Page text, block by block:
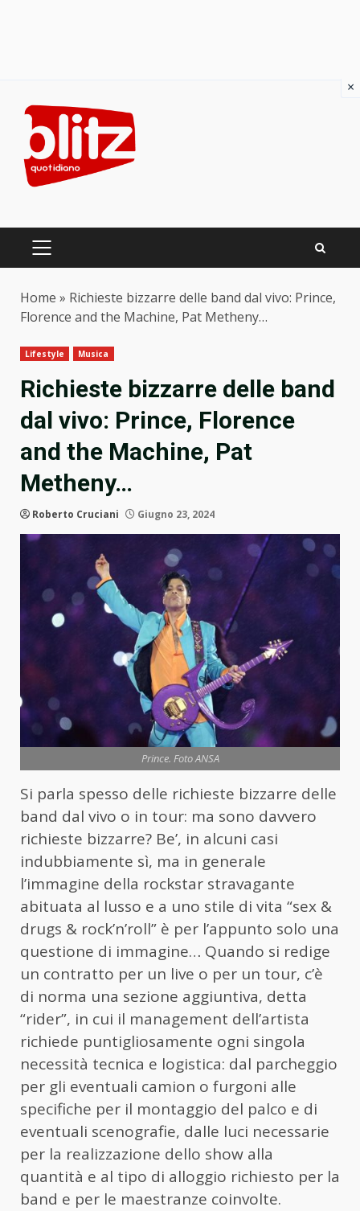
content
PRIMARY
Home » Richieste bizzarre delle band dal vivo: Prince,
Florence and the Machine, Pat Metheny…
Lifestyle Musica
Richieste bizzarre delle band
dal vivo: Prince, Florence
and the Machine, Pat
Metheny…
Roberto Cruciani Giugno 23, 2024
Prince. Foto ANSA
Si parla spesso delle richieste bizzarre delle
band dal vivo o in tour: ma sono davvero
richieste bizzarre? Be’, in alcuni casi
indubbiamente sì, ma in generale
l’immagine della rockstar stravagante
abituata al lusso e a uno stile di vita “sex &
drugs & rock’n’roll” è per l’appunto solo una
questione di immagine… Quando si redige
un contratto per un live o per un tour, c’è
di norma una sezione aggiuntiva, detta
“rider”, in cui il management dell’artista
richiede puntigliosamente ogni singola
necessità tecnica e logistica: dal parcheggio
per gli eventuali camion o furgoni alle
specifiche per il montaggio del palco e di
eventuali scenografie, dalle luci necessarie
per la realizzazione dello show alla
quantità e al tipo di alloggio richiesto per la
band e per le maestranze coinvolte.
×